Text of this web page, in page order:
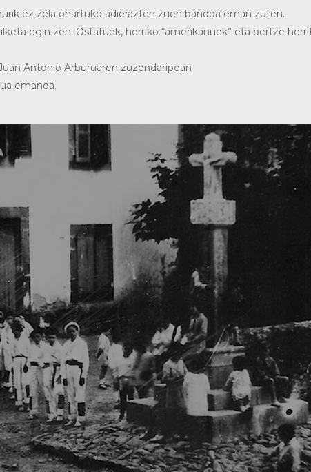
ez zela onartuko adierazten zuen bandoa eman zuten.
egin zen. Ostatuek, herriko “amerikanuek” eta bertze
Antonio Arburuaren zuzendaripean
emanda.